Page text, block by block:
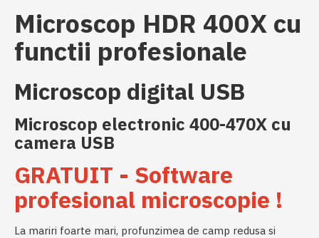
Microscop HDR 400X cu
functii profesionale
Microscop digital USB
Microscop electronic 400-470X cu
camera USB
GRATUIT - Software
profesional microscopie !
La mariri foarte mari, profunzimea de camp redusa si